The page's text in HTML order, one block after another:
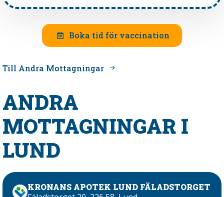
Boka tid för vaccination
Till Andra Mottagningar
ANDRA
MOTTAGNINGAR I
LUND
KRONANS APOTEK LUND FÄLADSTORGET